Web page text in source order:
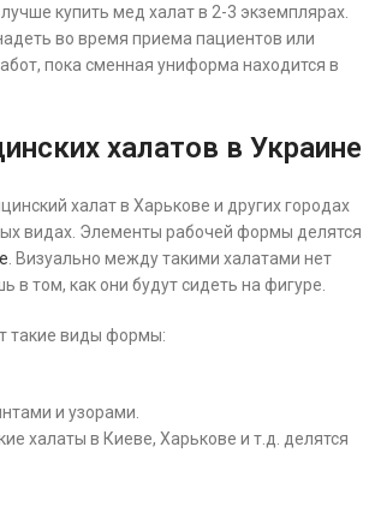
купить мед халат в 2-3 экземплярах.
во время приема пациентов или
пока сменная униформа находится в
халатов в Украине
халат в Харькове и других городах
видах. Элементы рабочей формы делятся
. Визуально между такими халатами нет
в том, как они будут сидеть на фигуре.
такие виды формы:
и узорами.
халаты в Киеве, Харькове и т.д. делятся